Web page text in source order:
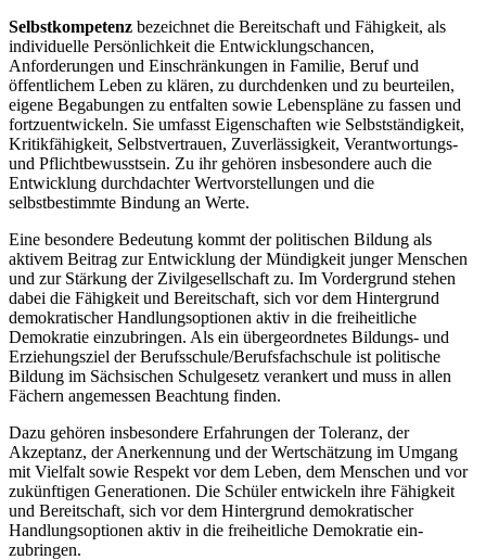
Selbstkompetenz bezeichnet die Bereitschaft und Fähigkeit, als
individuelle Persönlichkeit die Entwicklungschancen,
Anforderungen und Einschränkungen in Familie, Beruf und
öffentlichem Leben zu klären, zu durchdenken und zu beurteilen,
eigene Begabungen zu entfalten sowie Lebenspläne zu fassen und
fortzuentwickeln. Sie umfasst Eigenschaften wie Selbstständigkeit,
Kritikfähigkeit, Selbstvertrauen, Zuverlässigkeit, Verantwortungs-
und Pflichtbewusstsein. Zu ihr gehören insbesondere auch die
Entwicklung durchdachter Wertvorstellungen und die
selbstbestimmte Bindung an Werte.
Eine besondere Bedeutung kommt der politischen Bildung als
aktivem Beitrag zur Entwicklung der Mündigkeit junger Menschen
und zur Stärkung der Zivilgesellschaft zu. Im Vordergrund stehen
dabei die Fähigkeit und Bereitschaft, sich vor dem Hintergrund
demokratischer Handlungsoptionen aktiv in die freiheitliche
Demokratie einzubringen. Als ein übergeordnetes Bildungs- und
Erziehungsziel der Berufsschule/Berufsfachschule ist politische
Bildung im Sächsischen Schulgesetz verankert und muss in allen
Fächern angemessen Beachtung finden.
Dazu gehören insbesondere Erfahrungen der Toleranz, der
Akzeptanz, der Anerkennung und der Wertschätzung im Umgang
mit Vielfalt sowie Respekt vor dem Leben, dem Menschen und vor
zukünftigen Generationen. Die Schüler entwickeln ihre Fähigkeit
und Bereitschaft, sich vor dem Hintergrund demokratischer
Handlungsoptionen aktiv in die freiheitliche Demokratie ein-
zubringen.